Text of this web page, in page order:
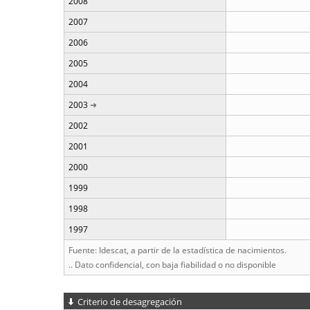
2007
2006
2005
2004
2003
2002
2001
2000
1999
1998
1997
Fuente: Idescat, a partir de la estadística de nacimientos.
.. Dato confidencial, con baja fiabilidad o no disponible
Criterio de desagregación